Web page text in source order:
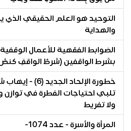
التوحيد هو العلم الحقيقي الذي
والهداية
الضوابط الفقهية للأعمال
بشرط الواقفين (شرطُ الواقفِ كنصِّ
خطورة الإلحاد
تلبي احتياجات الفطرة في توازن
ولا تفريط
المرأة والأسرة - عدد 1074-